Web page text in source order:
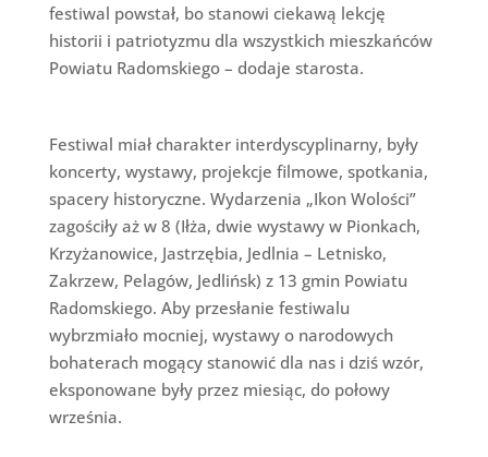
festiwal powstał, bo stanowi ciekawą lekcję
historii i patriotyzmu dla wszystkich mieszkańców
Powiatu Radomskiego – dodaje starosta.
Festiwal miał charakter interdyscyplinarny, były
koncerty, wystawy, projekcje filmowe, spotkania,
spacery historyczne. Wydarzenia „Ikon Wolości”
zagościły aż w 8 (Iłża, dwie wystawy w Pionkach,
Krzyżanowice, Jastrzębia, Jedlnia – Letnisko,
Zakrzew, Pelagów, Jedlińsk) z 13 gmin Powiatu
Radomskiego. Aby przesłanie festiwalu
wybrzmiało mocniej, wystawy o narodowych
bohaterach mogący stanowić dla nas i dziś wzór,
eksponowane były przez miesiąc, do połowy
września.